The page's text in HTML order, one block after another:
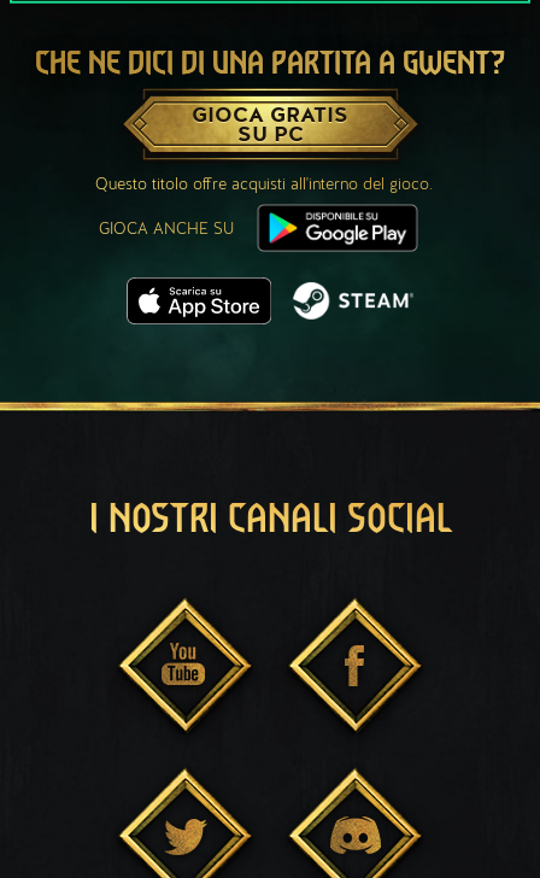
CHE NE DICI DI UNA PARTITA A GWENT?
GIOCA GRATIS
SU PC
Questo titolo offre acquisti all'interno del gioco.
GIOCA ANCHE SU
I NOSTRI CANALI SOCIAL